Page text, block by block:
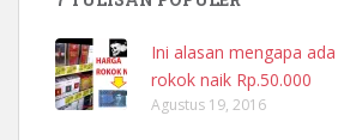
Ini alasan mengapa
rokok naik Rp.50.000
Agustus 19, 2016